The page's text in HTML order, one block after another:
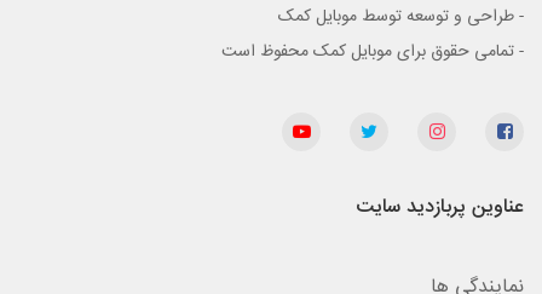
- طراحی و توسعه توسط موبایل کمک
- تمامی حقوق برای موبایل کمک محفوظ است
عناوین پربازدید سایت
نمایندگی ها